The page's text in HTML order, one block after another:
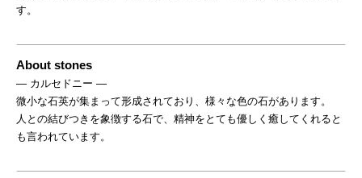
す。
About stones
― カルセドニー ―
微小な石英が集まって形成されており、様々な色の石があります。
人との結びつきを象徴する石で、精神をとても優しく癒してくれると
も言われています。